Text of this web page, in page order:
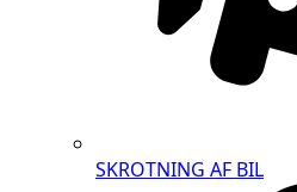
SKROTNING AF BIL